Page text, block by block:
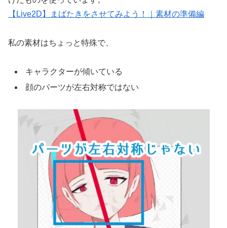
【Live2D】まばたきをさせてみよう！｜素材の準備編
私の素材はちょっと特殊で、
キャラクターが傾いている
顔のパーツが左右対称ではない